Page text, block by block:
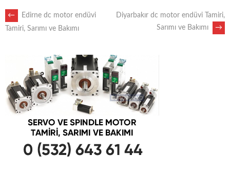
POST
NAVIGATION
←
Edirne dc motor endüvi
Tamiri, Sarımı ve Bakımı
Diyarbakır dc motor endüvi Tamiri,
Sarımı ve Bakımı
→